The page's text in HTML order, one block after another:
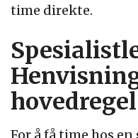
time direkte.